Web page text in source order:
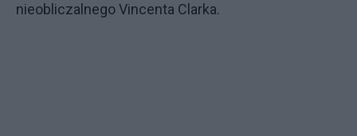
nieobliczalnego Vincenta Clarka.